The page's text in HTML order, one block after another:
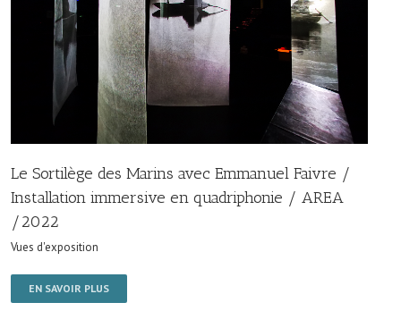
Le Sortilège des Marins avec Emmanuel Faivre /
Installation immersive en quadriphonie / AREA
/2022
Vues d'exposition
EN SAVOIR PLUS